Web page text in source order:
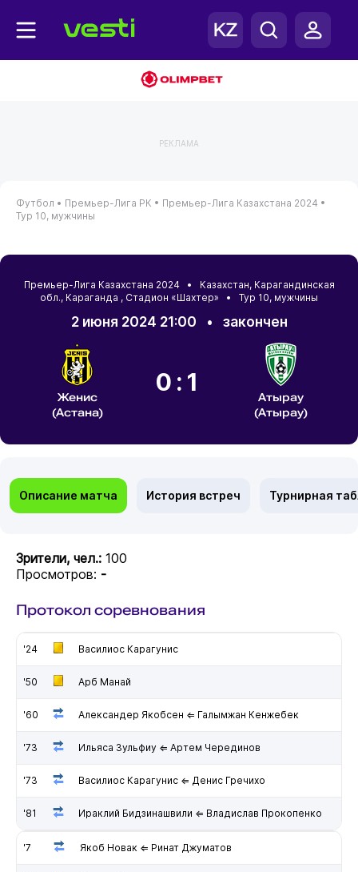
РЕКЛАМА
Футбол • Премьер-Лига РК • Премьер-Лига Казахстана 2024 •
Тур 10, мужчины
Премьер-Лига Казахстана 2024 • Казахстан, Карагандинская
обл., Караганда , Стадион «Шахтер» • Тур 10, мужчины
2 июня 2024 21:00 • закончен
Женис
(Астана)
0:1
Атырау
(Атырау)
Описание матча История встреч Турнирная
Зрители, чел.: 100
Просмотров: -
Протокол соревнования
'24 Василиос Карагунис
'50 Арб Манай
'60 Александер Якобсен ⇐ Галымжан Кенжебек
'73 Ильяса Зульфиу ⇐ Артем Черединов
'73 Василиос Карагунис ⇐ Денис Гречихо
'81 Ираклий Бидзинашвили ⇐ Владислав Прокопенко
'7 Якоб Новак ⇐ Ринат Джуматов